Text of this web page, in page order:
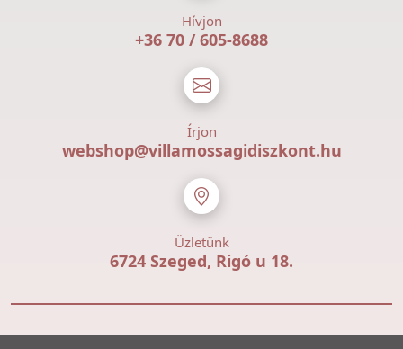
Hívjon
+36 70 / 605-8688
Írjon
webshop@villamossagidiszkont.hu
Üzletünk
6724 Szeged, Rigó u 18.